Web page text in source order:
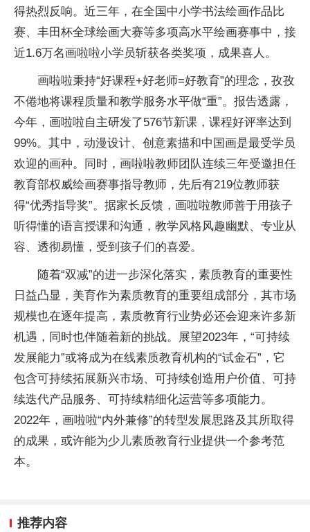
得热烈反响。近三年，在全国中小学书法绘画作品比
赛、丰田杯全球绘画大赛等多项高水平绘画赛事中，接
近1.6万名画啦啦小学员斩获各类奖项，成果喜人。
画啦啦秉持“好课程+好老师=好教育”的理念，孜孜
不倦地将课程质量和教学服务水平做“重”。报告透露，
今年，画啦啦自主研发了576节新课，课程好评率达到
99%。其中，动漫设计、创意素描和中国画是最受学员
欢迎的画种。同时，画啦啦教师团队连续三年受邀担任
教育部权威绘画赛事指导教师，先后有219位教师获
得“优秀指导奖”。据家长反馈，画啦啦教师善于用孩子
听得懂的语言授课和沟通，教学风格风趣幽默、专业从
容、透彻易懂，受到孩子们的喜爱。
随着“双减”的进一步深化落实，素质教育的重要性
日益凸显，美育作为素质教育的重要组成部分，其市场
规模也在逐年提高，素质教育行业势必还会迎来许多新
机遇，同时也伴随着新的挑战。展望2023年，“可持续
发展能力”或将成为在线素质教育机构的“试金石”，它
包含可持续拓展新兴市场、可持续创造用户价值、可持
续迭代产品服务、可持续精细化运营等多项能力。
2022年，画啦啦“内外兼修”的转型发展思路及其所取得
的成果，或许能为少儿素质教育行业提供一个参考范
本。
推荐内容